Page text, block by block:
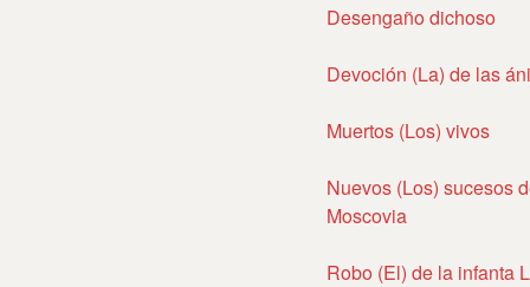
Desengaño dichoso
Devoción (La) de las
Muertos (Los) vivos
Nuevos (Los) sucesos
Moscovia
Robo (El) de la infanta